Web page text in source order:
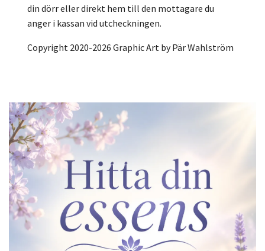
din dörr eller direkt hem till den mottagare du
anger i kassan vid utcheckningen.
Copyright 2020-2026 Graphic Art by Pär Wahlström